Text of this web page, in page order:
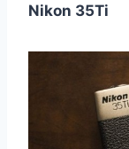
Nikon 35Ti